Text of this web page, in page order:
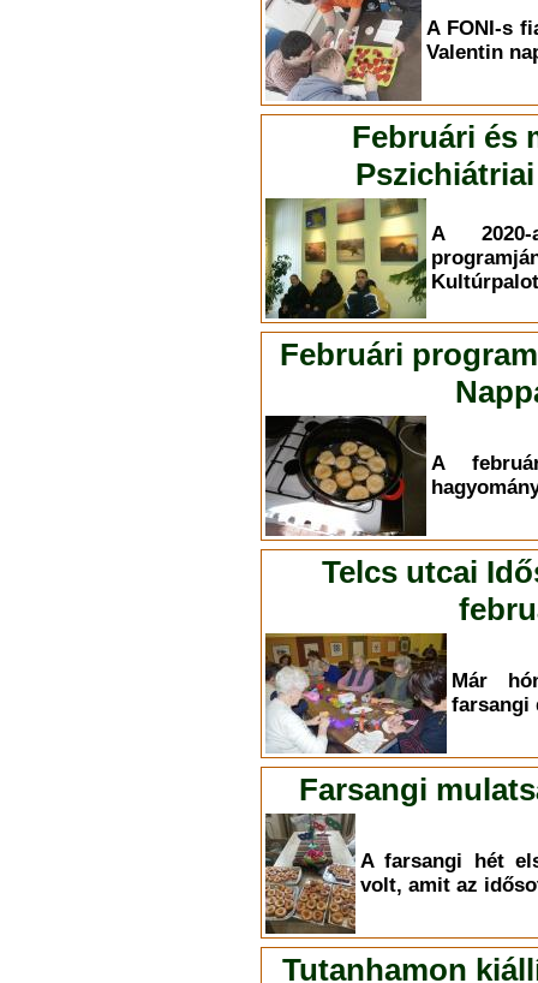
A FONI-s
Valentin
Februári és
A
Februári
A
Telcs utcai
Már
farsangi
Farsangi
A farsangi hét
volt, amit az
Tutanhamon